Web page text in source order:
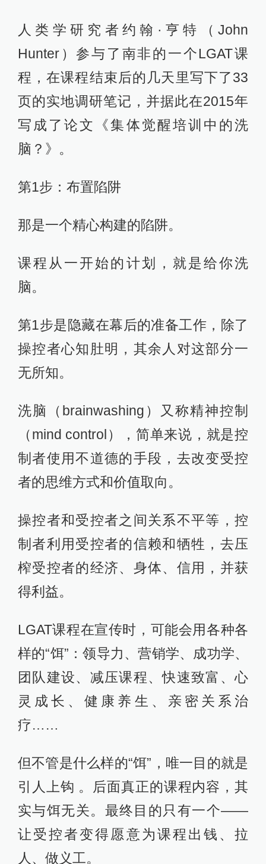
人类学研究者约翰·亨特（John
Hunter）参与了南非的一个LGAT课
程，在课程结束后的几天里写下了33
页的实地调研笔记，并据此在2015年
写成了论文《集体觉醒培训中的洗
脑？》。
第1步：布置陷阱
那是一个精心构建的陷阱。
课程从一开始的计划，就是给你洗
脑。
第1步是隐藏在幕后的准备工作，除了
操控者心知肚明，其余人对这部分一
无所知。
洗脑（brainwashing）又称精神控制
（mind control），简单来说，就是控
制者使用不道德的手段，去改变受控
者的思维方式和价值取向。
操控者和受控者之间关系不平等，控
制者利用受控者的信赖和牺牲，去压
榨受控者的经济、身体、信用，并获
得利益。
LGAT课程在宣传时，可能会用各种各
样的“饵”：领导力、营销学、成功学、
团队建设、减压课程、快速致富、心
灵成长、健康养生、亲密关系治
疗……
但不管是什么样的“饵”，唯一目的就是
引人上钩 。后面真正的课程内容，其
实与饵无关。最终目的只有一个——
让受控者变得愿意为课程出钱、拉
人、做义工。